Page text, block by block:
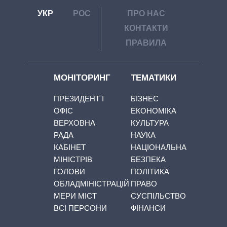
УКР РОС
ПРО НАС
КОНТАКТИ
ПРАВИЛА
МОНІТОРИНГ
ПРЕЗИДЕНТ І
ОФІС
ВЕРХОВНА
РАДА
КАБІНЕТ
МІНІСТРІВ
ГОЛОВИ
ОБЛАДМІНІСТРАЦІЙ
МЕРИ МІСТ
ВСІ ПЕРСОНИ
ТЕМАТИКИ
БІЗНЕС
ЕКОНОМІКА
КУЛЬТУРА
НАУКА
НАЦІОНАЛЬНА
БЕЗПЕКА
ПОЛІТИКА
ПРАВО
СУСПІЛЬСТВО
ФІНАНСИ